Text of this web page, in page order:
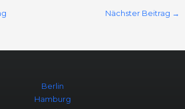
Nächster Beitrag →
Berlin
Hamburg